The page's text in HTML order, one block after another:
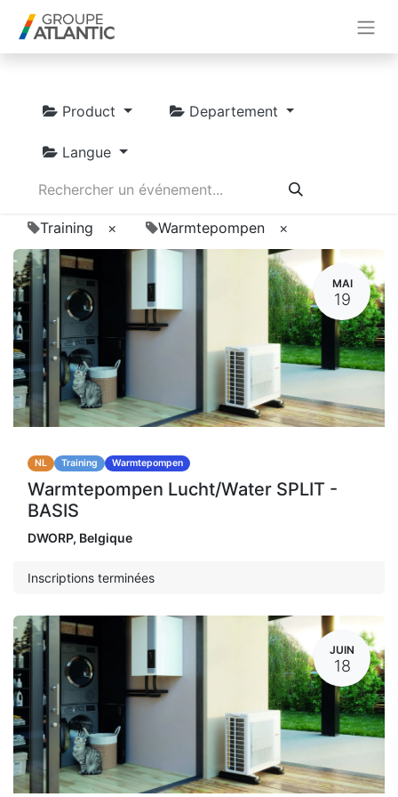
Product Departement
Langue
Training × Warmtepompen ×
MAI
19
NL Training Warmtepompen
Warmtepompen Lucht/Water SPLIT -
BASIS
DWORP, Belgique
Inscriptions terminées
JUIN
18